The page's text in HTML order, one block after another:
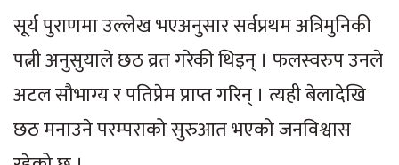
सूर्य पुराणमा उल्लेख भएअनुसार सर्वप्रथम अत्रिमुनिकी
पत्नी अनुसुयाले छठ व्रत गरेकी थिइन् । फलस्वरुप उनले
अटल सौभाग्य र पतिप्रेम प्राप्त गरिन् । त्यही बेलादेखि
छठ मनाउने परम्पराको सुरुआत भएको जनविश्वास